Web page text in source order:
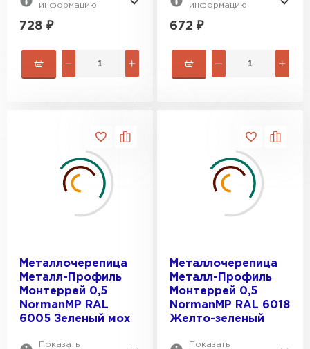
информацию
728 ₽
информацию
672 ₽
Металлочерепица
Металл-Профиль
Монтеррей 0,5
NormanMP RAL
6005 Зеленый мох
Показать
Металлочерепица
Металл-Профиль
Монтеррей 0,5
NormanMP RAL 6018
Желто-зеленый
Показать